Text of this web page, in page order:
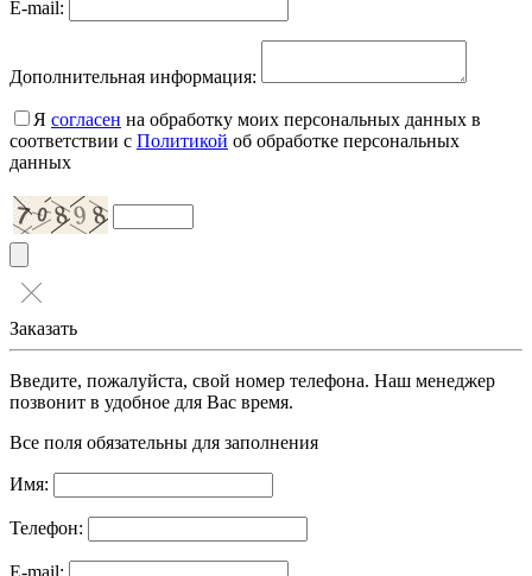
E-mail:
Дополнительная информация:
Я согласен на обработку моих персональных данных в
соответствии с Политикой об обработке персональных
данных
Заказать
Введите, пожалуйста, свой номер телефона. Наш менеджер
позвонит в удобное для Вас время.
Все поля обязательны для заполнения
Имя:
Телефон:
E-mail: